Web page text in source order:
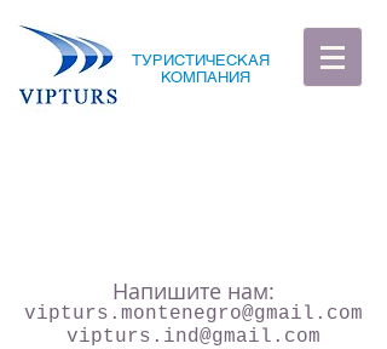
ТУРИСТИЧЕСКАЯ
КОМПАНИЯ
Напишите нам:
vipturs.montenegro@gmail.com
vipturs.ind@gmail.com